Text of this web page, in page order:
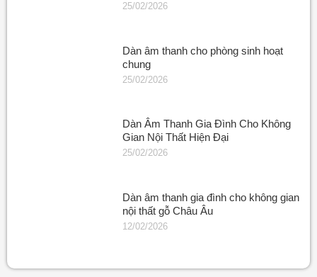
25/02/2026
Dàn âm thanh cho phòng sinh hoạt
chung
25/02/2026
Dàn Âm Thanh Gia Đình Cho Không
Gian Nội Thất Hiện Đại
25/02/2026
Dàn âm thanh gia đình cho không gian
nội thất gỗ Châu Âu
12/02/2026